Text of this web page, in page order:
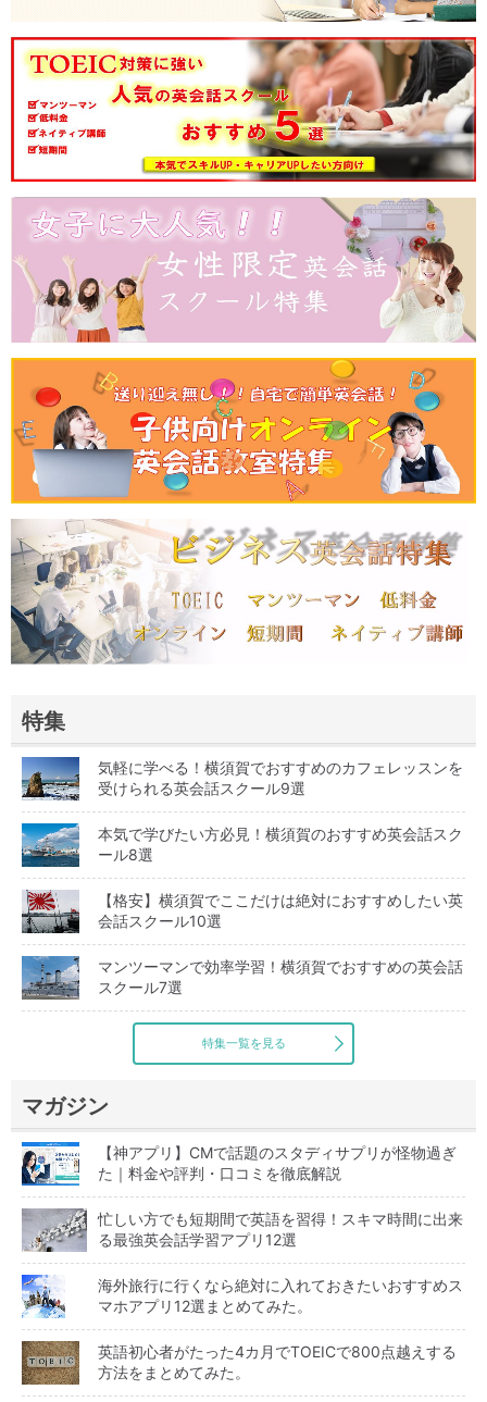
特集
気軽に学べる！横須賀でおすすめのカフェレッスンを
受けられる英会話スクール9選
本気で学びたい方必見！横須賀のおすすめ英会話スク
ール8選
【格安】横須賀でここだけは絶対におすすめしたい英
会話スクール10選
マンツーマンで効率学習！横須賀でおすすめの英会話
スクール7選
特集一覧を見る
マガジン
【神アプリ】CMで話題のスタディサプリが怪物過ぎ
た｜料金や評判・口コミを徹底解説
忙しい方でも短期間で英語を習得！スキマ時間に出来
る最強英会話学習アプリ12選
海外旅行に行くなら絶対に入れておきたいおすすめス
マホアプリ12選まとめてみた。
英語初心者がたった4カ月でTOEICで800点越えする
方法をまとめてみた。